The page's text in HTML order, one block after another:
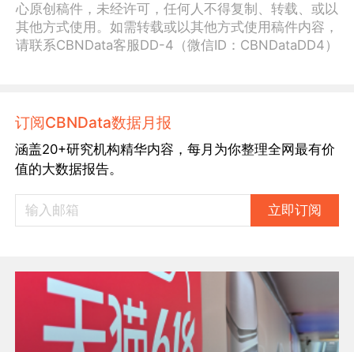
心原创稿件，未经许可，任何人不得复制、转载、或以
其他方式使用。如需转载或以其他方式使用稿件内容，
请联系CBNData客服DD-4（微信ID：CBNDataDD4）
订阅CBNData数据月报
涵盖20+研究机构精华内容，每月为你整理全网最有价
值的大数据报告。
立即订阅